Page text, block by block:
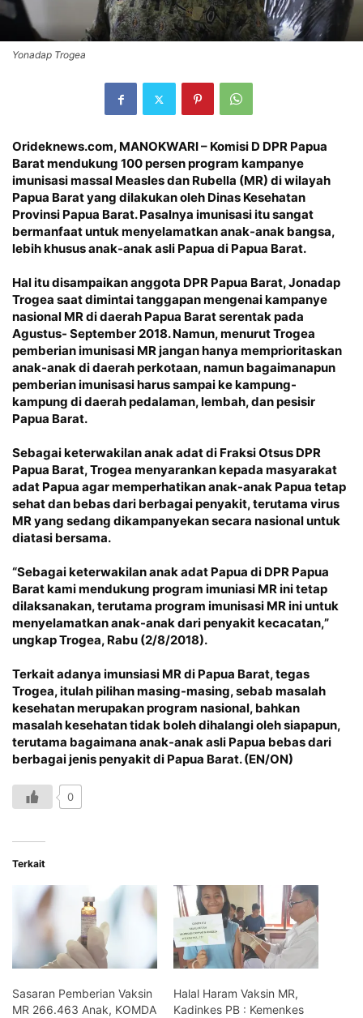
Yonadap Trogea
Orideknews.com, MANOKWARI – Komisi D DPR Papua
Barat mendukung 100 persen program kampanye
imunisasi massal Measles dan Rubella (MR) di wilayah
Papua Barat yang dilakukan oleh Dinas Kesehatan
Provinsi Papua Barat. Pasalnya imunisasi itu sangat
bermanfaat untuk menyelamatkan anak-anak bangsa,
lebih khusus anak-anak asli Papua di Papua Barat.
Hal itu disampaikan anggota DPR Papua Barat, Jonadap
Trogea saat dimintai tanggapan mengenai kampanye
nasional MR di daerah Papua Barat serentak pada
Agustus- September 2018. Namun, menurut Trogea
pemberian imunisasi MR jangan hanya memprioritaskan
anak-anak di daerah perkotaan, namun bagaimanapun
pemberian imunisasi harus sampai ke kampung-
kampung di daerah pedalaman, lembah, dan pesisir
Papua Barat.
Sebagai keterwakilan anak adat di Fraksi Otsus DPR
Papua Barat, Trogea menyarankan kepada masyarakat
adat Papua agar memperhatikan anak-anak Papua tetap
sehat dan bebas dari berbagai penyakit, terutama virus
MR yang sedang dikampanyekan secara nasional untuk
diatasi bersama.
“Sebagai keterwakilan anak adat Papua di DPR Papua
Barat kami mendukung program imuniasi MR ini tetap
dilaksanakan, terutama program imunisasi MR ini untuk
menyelamatkan anak-anak dari penyakit kecacatan,”
ungkap Trogea, Rabu (2/8/2018).
Terkait adanya imunsiasi MR di Papua Barat, tegas
Trogea, itulah pilihan masing-masing, sebab masalah
kesehatan merupakan program nasional, bahkan
masalah kesehatan tidak boleh dihalangi oleh siapapun,
terutama bagaimana anak-anak asli Papua bebas dari
berbagai jenis penyakit di Papua Barat. (EN/ON)
0
Terkait
Sasaran Pemberian Vaksin
MR 266.463 Anak, KOMDA
Halal Haram Vaksin MR,
Kadinkes PB : Kemenkes